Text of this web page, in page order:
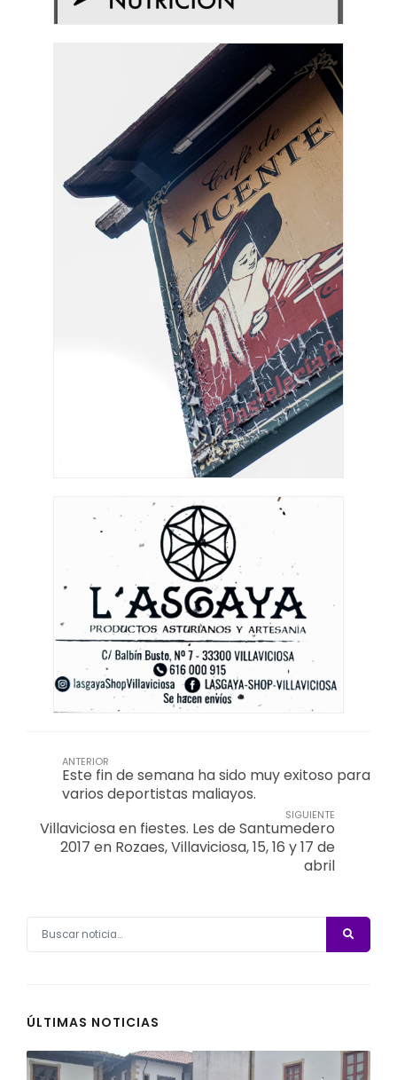
ANTERIOR
Este fin de semana ha sido muy exitoso para
varios deportistas maliayos.
SIGUIENTE
Villaviciosa en fiestes. Les de Santumedero
2017 en Rozaes, Villaviciosa, 15, 16 y 17 de
abril
ÚLTIMAS NOTICIAS